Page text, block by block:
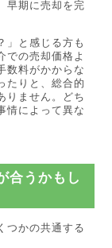
早期に売却を完
」と感じる方も
での売却価格よ
数料がかからな
たりと、総合的
りません。どち
情によって異な
合うかもし
つかの共通する